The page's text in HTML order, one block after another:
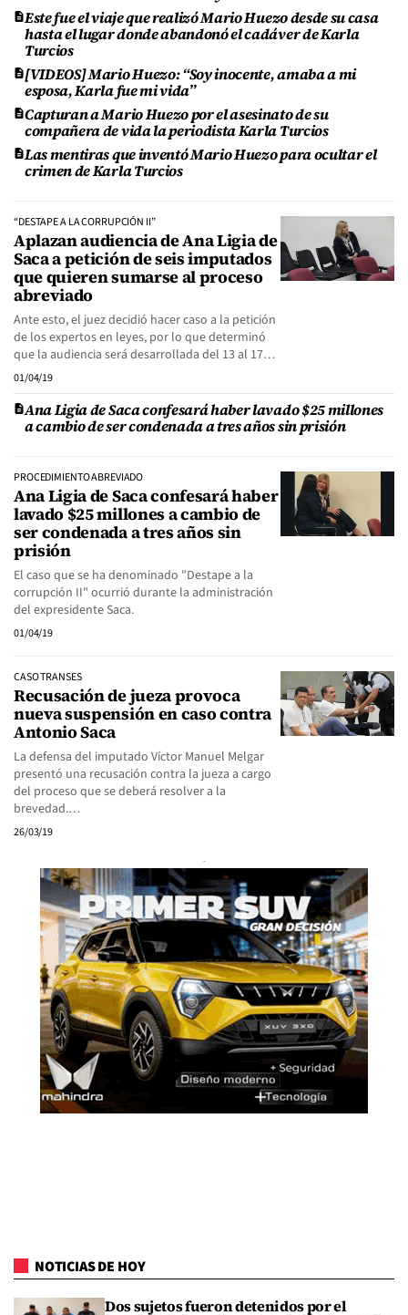
Este fue el viaje que realizó Mario Huezo desde su casa
hasta el lugar donde abandonó el cadáver de Karla
Turcios
[VIDEOS] Mario Huezo: “Soy inocente, amaba a mi
esposa, Karla fue mi vida”
Capturan a Mario Huezo por el asesinato de su
compañera de vida la periodista Karla Turcios
Las mentiras que inventó Mario Huezo para ocultar el
crimen de Karla Turcios
“DESTAPE A LA CORRUPCIÓN II”
Aplazan audiencia de Ana Ligia de
Saca a petición de seis imputados
que quieren sumarse al proceso
abreviado
Ante esto, el juez decidió hacer caso a la petición
de los expertos en leyes, por lo que determinó
que la audiencia será desarrollada del 13 al 17…
01/04/19
Ana Ligia de Saca confesará haber lavado $25 millones
a cambio de ser condenada a tres años sin prisión
PROCEDIMIENTO ABREVIADO
Ana Ligia de Saca confesará haber
lavado $25 millones a cambio de
ser condenada a tres años sin
prisión
El caso que se ha denominado "Destape a la
corrupción II" ocurrió durante la administración
del expresidente Saca.
01/04/19
CASO TRANSES
Recusación de jueza provoca
nueva suspensión en caso contra
Antonio Saca
La defensa del imputado Víctor Manuel Melgar
presentó una recusación contra la jueza a cargo
del proceso que se deberá resolver a la
brevedad.…
26/03/19
NOTICIAS DE HOY
Dos sujetos fueron detenidos por el